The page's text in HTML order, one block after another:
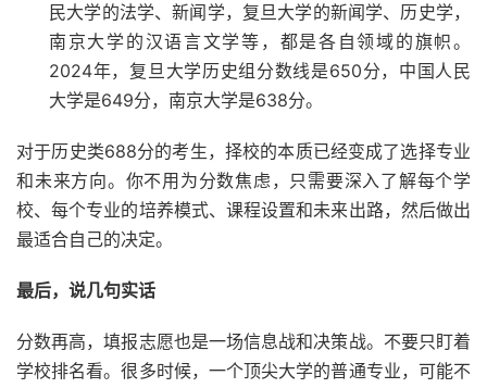
民大学的法学、新闻学，复旦大学的新闻学、历史学，
南京大学的汉语言文学等，都是各自领域的旗帜。
2024年，复旦大学历史组分数线是650分，中国人民
大学是649分，南京大学是638分。
对于历史类688分的考生，择校的本质已经变成了选择专业
和未来方向。你不用为分数焦虑，只需要深入了解每个学
校、每个专业的培养模式、课程设置和未来出路，然后做出
最适合自己的决定。
最后，说几句实话
分数再高，填报志愿也是一场信息战和决策战。不要只盯着
学校排名看。很多时候，一个顶尖大学的普通专业，可能不